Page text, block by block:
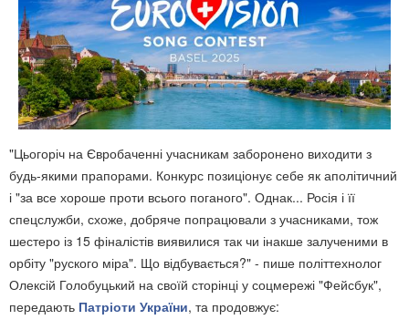
"Цьогоріч на Євробаченні учасникам заборонено виходити з
будь-якими прапорами. Конкурс позиціонує себе як аполітичний
і "за все хороше проти всього поганого". Однак... Росія і її
спецслужби, схоже, добряче попрацювали з учасниками, тож
шестеро із 15 фіналістів виявилися так чи інакше залученими в
орбіту "руского міра". Що відбувається?" - пише політтехнолог
Олексій Голобуцький на своїй сторінці у соцмережі "Фейсбук",
передають Патріоти України, та продовжує: